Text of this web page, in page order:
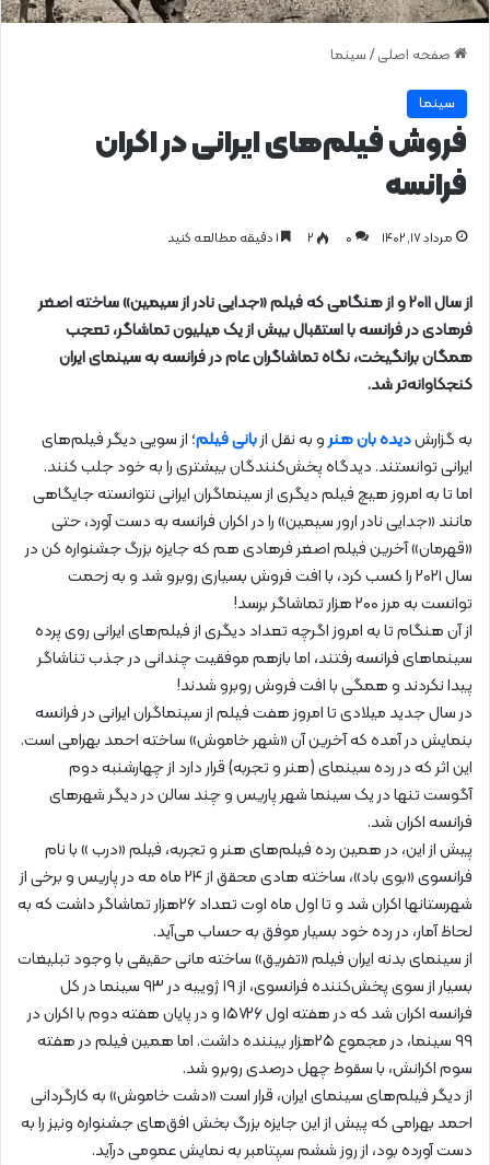
صفحه اصلی / سینما
سینما
فروش فیلم‌های ایرانی در اکران
فرانسه
مرداد ۱۷, ۱۴۰۲ 0 ۲
از سال ۲۰۱۱ و از هنگامی که فیلم «جدایی نادر از سیمین» ساخته اصغر
فرهادی در فرانسه با استقبال بیش از یک میلیون تماشاگر، تعجب
همگان برانگیخت، نگاه تماشاگران عام در فرانسه به سینمای ایران
کنجکاوانه‌تر شد.
به گزارشدیده بان هنرو به نقل ازبانی فیلم؛ از سویی دیگر فیلم‌های
ایرانی توانستند. دیدگاه پخش‌کنندگان بیشتری را به خود جلب کنند.
اما تا به امروز هیچ فیلم دیگری از سینماگران ایرانی نتوانسته جایگاهی
مانند «جدایی نادر ارور سیمین» را در اکران فرانسه به دست آورد، حتی
«قهرمان» آخرین فیلم اصغر فرهادی هم که جایزه بزرگ جشنواره کن در
سال ۲۰۲۱ را کسب کرد، با افت فروش بسیاری روبرو شد و به زحمت
توانست به مرز ۲۰۰ هزار تماشاگر برسد!
از آن هنگام تا به امروز اگرچه تعداد دیگری از فیلم‌های ایرانی روی پرده
سینماهای فرانسه رفتند، اما بازهم موفقیت چندانی در جذب تناشاگر
پیدا نکردند و همگی با افت فروش روبرو شدند!
در سال جدید میلادی تا امروز هفت فیلم از سینماگران ایرانی در فرانسه
بنمایش در آمده که آخرین آن «شهر خاموش» ساخته احمد بهرامی است.
این اثر که در رده سینمای (هنر و تجربه) قرار دارد از چهارشنبه دوم
آگوست تنها در یک سینما شهر پاریس و چند سالن در دیگر شهرهای
فرانسه اکران شد.
پیش از این، در همین رده فیلم‌های هنر و تجربه، فیلم «درب » با نام
فرانسوی «بوی باد»، ساخته هادی محقق از ۲۴ ماه مه در پاریس و برخی از
شهرستانها اکران شد و تا اول ماه اوت تعداد ۲۶هزار تماشاگر داشت که به
لحاظ آمار، در رده خود بسیار موفق به حساب می‌آید.
از سینمای بدنه ایران فیلم «تفریق» ساخته مانی حقیقی با وجود تبلیغات
بسیار از سوی پخش‌کننده فرانسوی، از ۱۹ ژوییه در ۹۳ سینما در کل
فرانسه اکران شد که در هفته اول ۱۵۷۲۶ و در پایان هفته دوم با اکران در
۹۹ سینما، در مجموع ۲۵هزار بیننده داشت. اما همین فیلم در هفته
سوم اکرانش، با سقوط چهل درصدی روبرو شد.
از دیگر فیلم‌های سینمای ایران، قرار است «دشت خاموش» به کارگردانی
احمد بهرامی که پیش از این جایزه بزرگ بخش افق‌های جشنواره ونیز را به
دست آورده بود، از روز ششم سپتامبر به نمایش عمومی درآید.